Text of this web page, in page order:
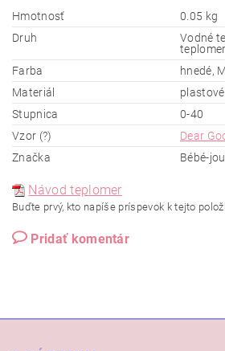
Hmotnosť
0.05 kg
Druh
Vodné
Farba
hnedé,
Materiál
plastové
Stupnica
0-40
Vzor (?)
Dear
Značka
Bébé-jou
Návod teplomer
Buďte prvý, kto napíše príspevok k tejto
Pridať komentár